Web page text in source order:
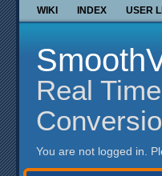
WIKI INDEX USER
Real
You are not logged in.